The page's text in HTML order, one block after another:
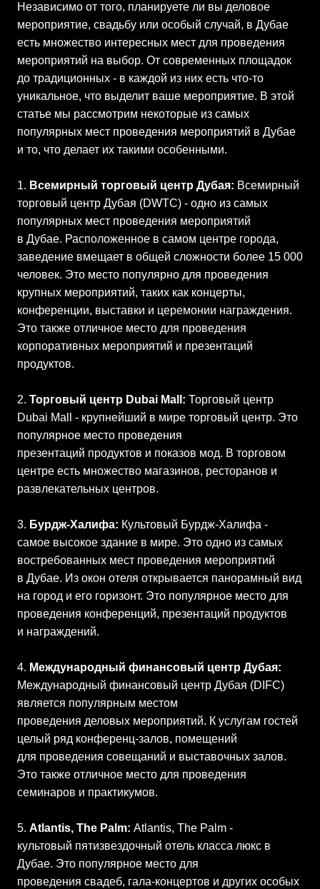
Независимо от того, планируете ли вы деловое
мероприятие, свадьбу или особый случай, в Дубае
есть множество интересных мест для проведения
мероприятий на выбор. От современных площадок
до традиционных - в каждой из них есть что-то
уникальное, что выделит ваше мероприятие. В этой
статье мы рассмотрим некоторые из самых
популярных мест проведения мероприятий в Дубае
и то, что делает их такими особенными.
1. Всемирный торговый центр Дубая: Всемирный
торговый центр Дубая (DWTC) - одно из самых
популярных мест проведения мероприятий
в Дубае. Расположенное в самом центре города,
заведение вмещает в общей сложности более 15 000
человек. Это место популярно для проведения
крупных мероприятий, таких как концерты,
конференции, выставки и церемонии награждения.
Это также отличное место для проведения
корпоративных мероприятий и презентаций
продуктов.
2. Торговый центр Dubai Mall: Торговый центр
Dubai Mall - крупнейший в мире торговый центр. Это
популярное место проведения
презентаций продуктов и показов мод. В торговом
центре есть множество магазинов, ресторанов и
развлекательных центров.
3. Бурдж-Халифа: Культовый Бурдж-Халифа -
самое высокое здание в мире. Это одно из самых
востребованных мест проведения мероприятий
в Дубае. Из окон отеля открывается панорамный вид
на город и его горизонт. Это популярное место для
проведения конференций, презентаций продуктов
и награждений.
4. Международный финансовый центр Дубая:
Международный финансовый центр Дубая (DIFC)
является популярным местом
проведения деловых мероприятий. К услугам гостей
целый ряд конференц-залов, помещений
для проведения совещаний и выставочных залов.
Это также отличное место для проведения
семинаров и практикумов.
5. Atlantis, The Palm: Atlantis, The Palm -
культовый пятизвездочный отель класса люкс в
Дубае. Это популярное место для
проведения свадеб, гала-концертов и других особых